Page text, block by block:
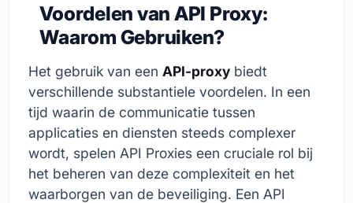
Voordelen van API Proxy:
Waarom Gebruiken?
Het gebruik van een API-proxy biedt
verschillende substantiele voordelen. In een
tijd waarin de communicatie tussen
applicaties en diensten steeds complexer
wordt, spelen API Proxies een cruciale rol bij
het beheren van deze complexiteit en het
waarborgen van de beveiliging. Een API